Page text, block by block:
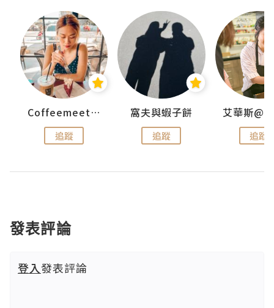
Coffeemeetjojo
追蹤
窩夫與蝦子餅
追蹤 追蹤
發表評論
登入發表評論